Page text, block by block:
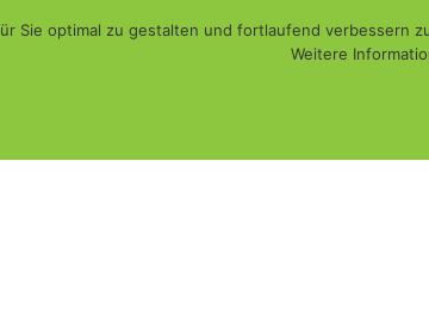
Sie optimal zu gestalten und fortlaufend verbessern
Weitere